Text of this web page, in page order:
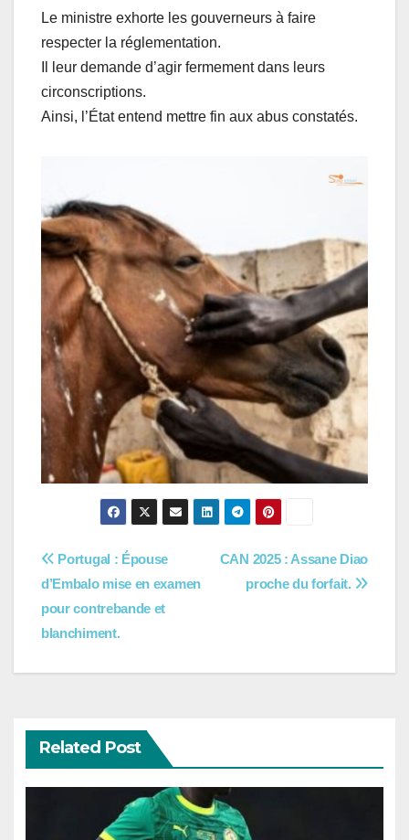
Le ministre exhorte les gouverneurs à faire
respecter la réglementation.
Il leur demande d’agir fermement dans leurs
circonscriptions.
Ainsi, l’État entend mettre fin aux abus constatés.
Navigation
de
l’article
CAN 2025 : Assane Diao
proche du forfait.
Portugal : Épouse
d’Embalo mise en examen
pour contrebande et
blanchiment.
Related Post